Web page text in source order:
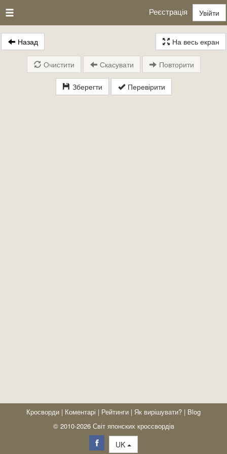
Реєстрація Увійти
Назад На весь екран
Зберегти Перевірити
Очистити Скасувати Повторити
Кросворди | Коментарі | Рейтинги | Як вирішувати? | Blog
© 2010-2026 Світ японских кроссвордів
UK